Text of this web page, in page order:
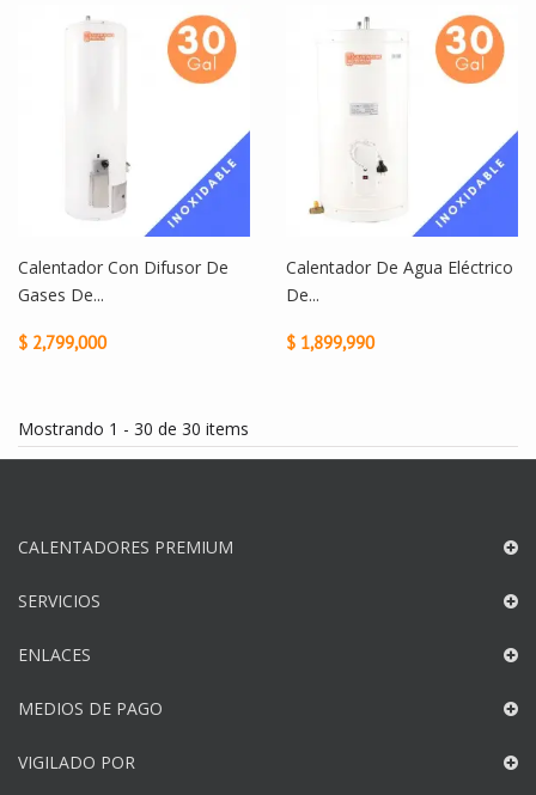
Calentador Con Difusor De
Gases De...
$ 2,799,000
Calentador De Agua Eléctrico
De...
$ 1,899,990
Mostrando 1 - 30 de 30 items
CALENTADORES PREMIUM
SERVICIOS
ENLACES
MEDIOS DE PAGO
VIGILADO POR